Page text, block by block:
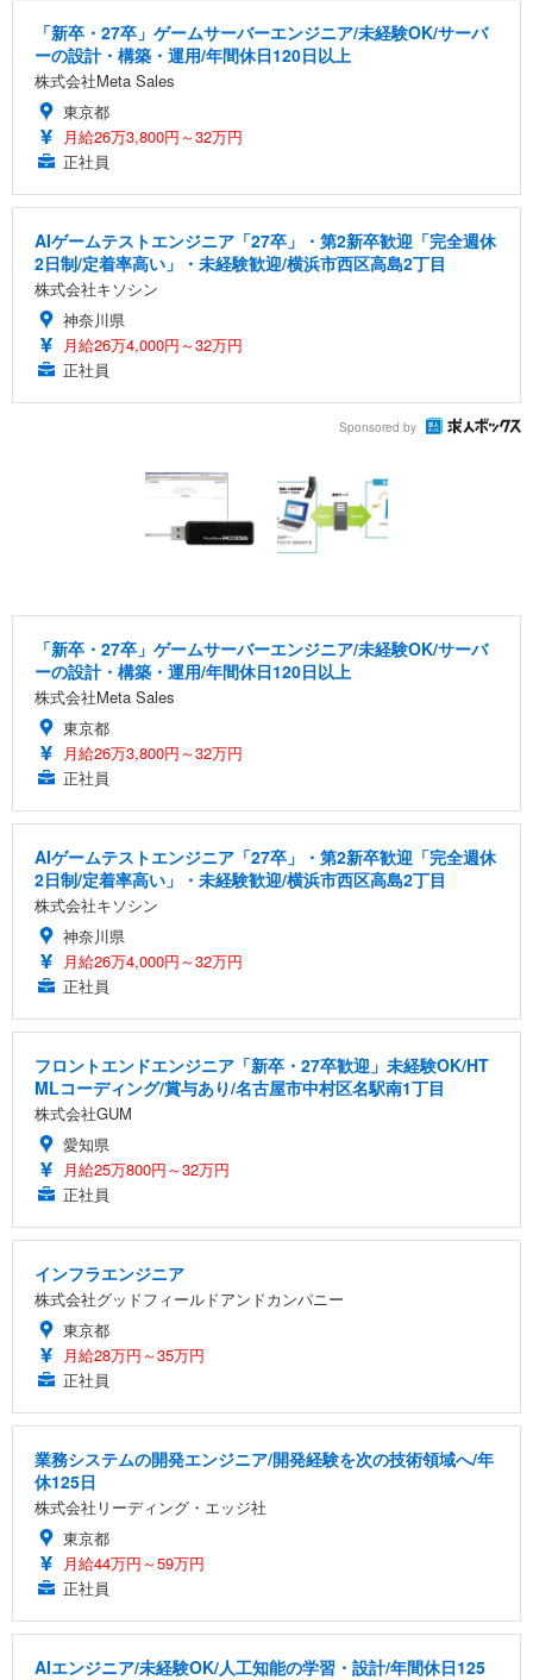
「新卒・27卒」ゲームサーバーエンジニア/未経験OK/サーバ
ーの設計・構築・運用/年間休日120日以上
株式会社Meta Sales
東京都
月給26万3,800円～32万円
正社員
AIゲームテストエンジニア「27卒」・第2新卒歓迎「完全週休
2日制/定着率高い」・未経験歓迎/横浜市西区高島2丁目
株式会社キソシン
神奈川県
月給26万4,000円～32万円
正社員
Sponsored by
「新卒・27卒」ゲームサーバーエンジニア/未経験OK/サーバ
ーの設計・構築・運用/年間休日120日以上
株式会社Meta Sales
東京都
月給26万3,800円～32万円
正社員
AIゲームテストエンジニア「27卒」・第2新卒歓迎「完全週休
2日制/定着率高い」・未経験歓迎/横浜市西区高島2丁目
株式会社キソシン
神奈川県
月給26万4,000円～32万円
正社員
フロントエンドエンジニア「新卒・27卒歓迎」未経験OK/HT
MLコーディング/賞与あり/名古屋市中村区名駅南1丁目
株式会社GUM
愛知県
月給25万800円～32万円
正社員
インフラエンジニア
株式会社グッドフィールドアンドカンパニー
東京都
月給28万円～35万円
正社員
業務システムの開発エンジニア/開発経験を次の技術領域へ/年
休125日
株式会社リーディング・エッジ社
東京都
月給44万円～59万円
正社員
AIエンジニア/未経験OK/人工知能の学習・設計/年間休日125